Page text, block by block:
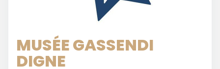
MUSÉE GASSENDI
DIGNE